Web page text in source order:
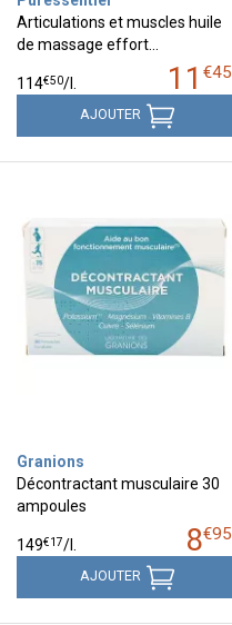
Articulations et muscles huile
de massage effort…
11 €45
114€50/l.
AJOUTER
Granions
Décontractant musculaire 30
ampoules
8€95
149€17/l.
AJOUTER